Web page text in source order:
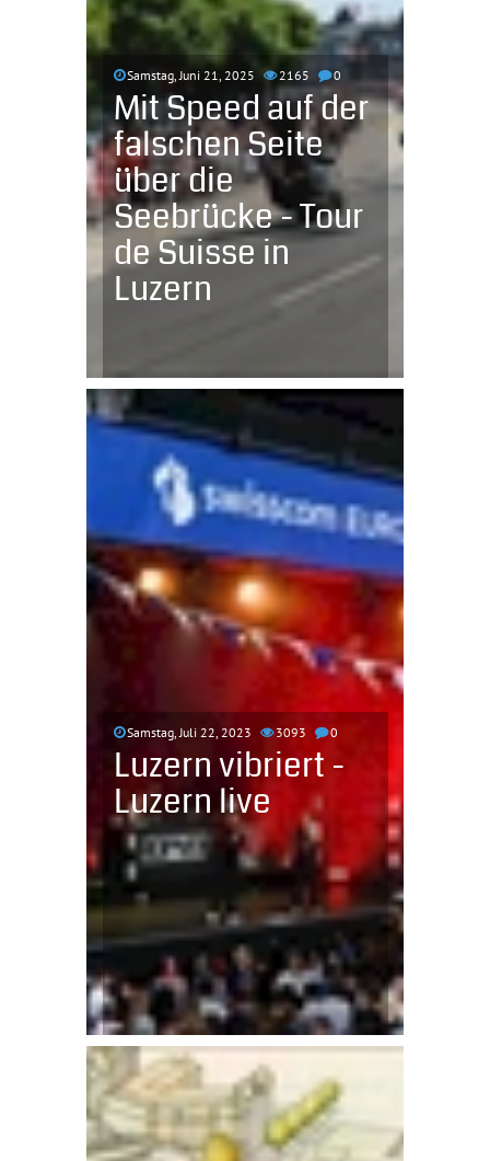
Samstag, Juni 21, 2025 2165 0
Mit Speed auf der
falschen Seite
über die
Seebrücke - Tour
de Suisse in
Luzern
Samstag, Juli 22, 2023 3093 0
Luzern vibriert -
Luzern live